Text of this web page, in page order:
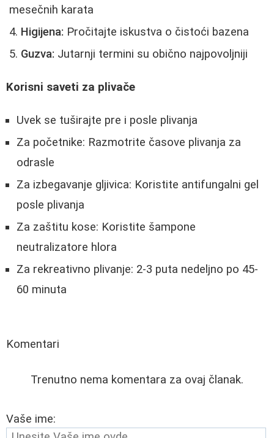
mesečnih karata
Higijena: Pročitajte iskustva o čistoći bazena
Guzva: Jutarnji termini su obično najpovoljniji
Korisni saveti za plivače
Uvek se tuširajte pre i posle plivanja
Za početnike: Razmotrite časove plivanja za
odrasle
Za izbegavanje gljivica: Koristite antifungalni gel
posle plivanja
Za zaštitu kose: Koristite šampone
neutralizatore hlora
Za rekreativno plivanje: 2-3 puta nedeljno po 45-
60 minuta
Komentari
Trenutno nema komentara za ovaj članak.
Vaše ime: